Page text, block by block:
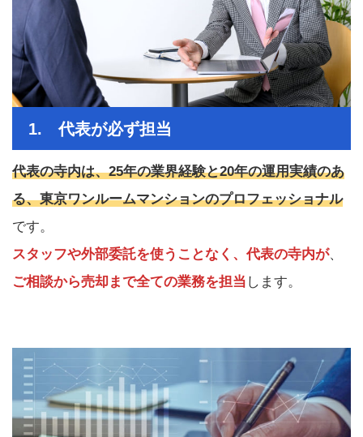
1. 代表が必ず担当
代表の寺内は、25年の業界経験と20年の運用実績のあ
る、東京ワンルームマンションのプロフェッショナル
です。
スタッフや外部委託を使うことなく、代表の寺内が、
ご相談から売却まで全ての業務を担当 します。